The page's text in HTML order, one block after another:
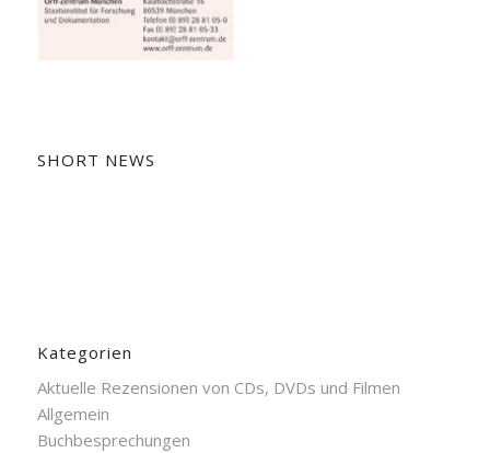
SHORT NEWS
Kategorien
Aktuelle Rezensionen von CDs, DVDs und Filmen
Allgemein
Buchbesprechungen